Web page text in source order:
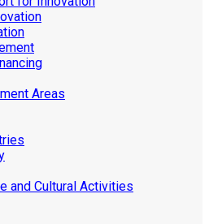
Areas
and Cultural Activities